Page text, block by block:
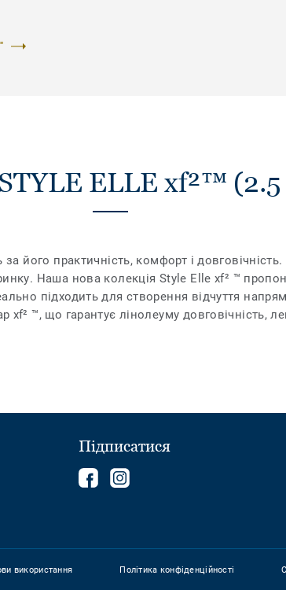
ELLE xf²™
його практичність, комфорт і
Наша нова колекція Style Elle xf² ™
підходить для створення відчуття
™, що гарантує лінолеуму довговічність,
Підписатися
FollowFollow
використання Політика конфіденційності